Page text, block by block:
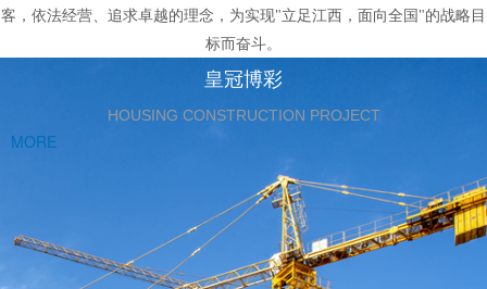
客，依法经营、追求卓越的理念，为实现"立足江西，面向全国"的战略目
标而奋斗。
皇冠博彩
HOUSING CONSTRUCTION PROJECT
MORE